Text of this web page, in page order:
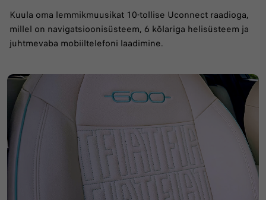
Kuula oma lemmikmuusikat 10-tollise Uconnect raadioga,
millel on navigatsioonisüsteem, 6 kõlariga helisüsteem ja
juhtmevaba mobiiltelefoni laadimine.